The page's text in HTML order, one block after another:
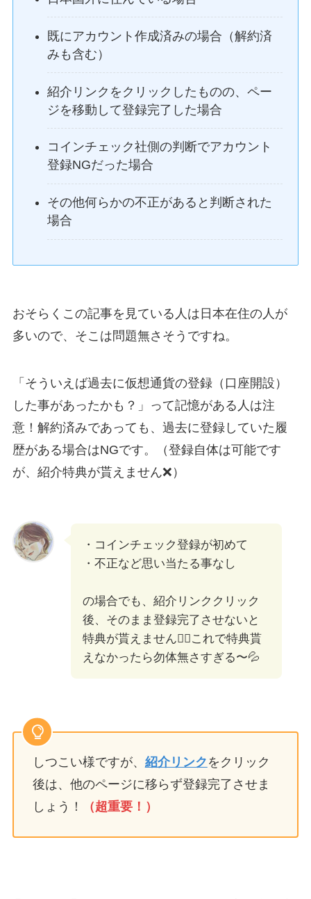
既にアカウント作成済みの場合（解約済
みも含む）
紹介リンクをクリックしたものの、ペー
ジを移動して登録完了した場合
コインチェック社側の判断でアカウント
登録NGだった場合
その他何らかの不正があると判断された
場合
おそらくこの記事を見ている人は日本在住の人が
多いので、そこは問題無さそうですね。
「そういえば過去に仮想通貨の登録（口座開設）
した事があったかも？」って記憶がある人は注
意！解約済みであっても、過去に登録していた履
歴がある場合はNGです。（登録自体は可能です
が、紹介特典が貰えません❌）
・コインチェック登録が初めて
・不正など思い当たる事なし
の場合でも、紹介リンククリック
後、そのまま登録完了させないと
特典が貰えません🙅‍♀️これで特典貰
えなかったら勿体無さすぎる〜💦
しつこい様ですが、 紹介リンク をクリック
後は、他のページに移らず登録完了させま
しょう！
（超重要！）